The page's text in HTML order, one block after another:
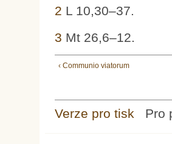
2 L 10,30–37.
3 Mt 26,6–12.
‹ Communio viatorum
Verze pro tisk Pro